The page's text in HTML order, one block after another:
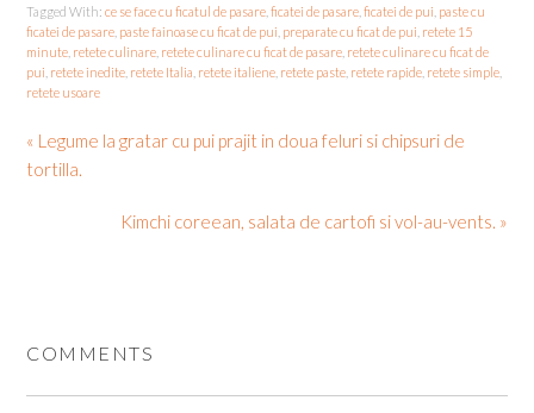
Tagged With:ce se face cu ficatul de pasare ,ficatei de pasare ,ficatei de pui paste cu
ficatei de pasare paste fainoase cu ficat de pui preparate cu ficat de pui retete 15
minute retete culinare retete culinare cu ficat de pasare retete culinare cu ficat de
pui retete inedite retete Italia retete italiene retete paste retete rapide retete simple
retete usoare
« Legume la gratar cu pui prajit in doua feluri si chipsuri de
tortilla.
Kimchi coreean, salata de cartofi si vol-au-vents. »
COMMENTS